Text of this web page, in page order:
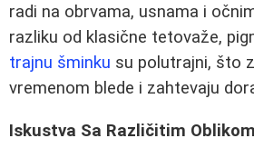
radi na obrvama, usnama i
razliku od klasične tetovaže,
trajnu šminku su polutrajni, što
vremenom blede i zahtevaju
Iskustva Sa Različitim